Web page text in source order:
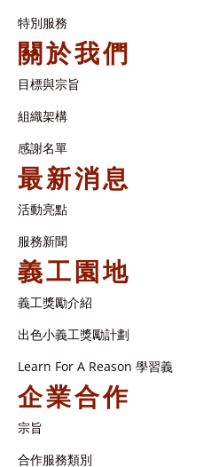
特別服務
關於我們
目標與宗旨
組織架構​
感謝名單​
最新消息
活動亮點
服務新聞
義工園地
義工獎勵介紹
出色小義工獎勵計劃
Learn For A Reason 學習義
企業合作
宗旨
合作服務類別